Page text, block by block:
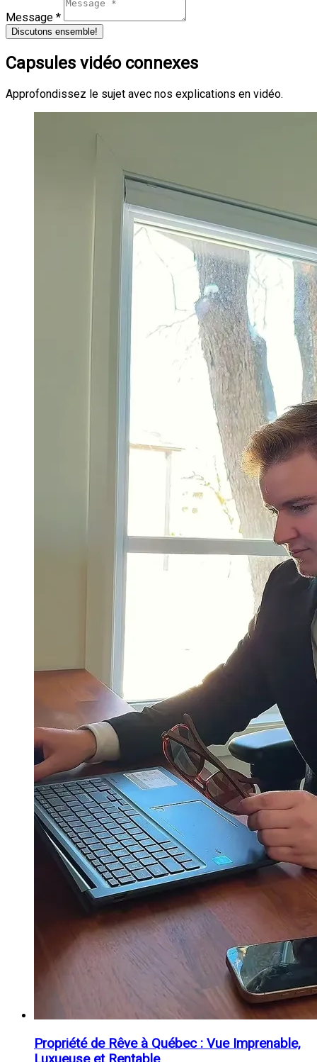
Message *
Discutons ensemble!
Capsules vidéo connexes
Approfondissez le sujet avec nos explications en vidéo.
Propriété de Rêve à Québec : Vue Imprenable,